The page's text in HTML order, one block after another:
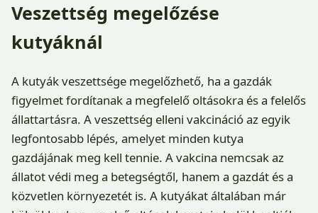
Veszettség megelőzése
kutyáknál
A kutyák veszettsége megelőzhető, ha a gazdák
figyelmet fordítanak a megfelelő oltásokra és a felelős
állattartásra. A veszettség elleni vakcináció az egyik
legfontosabb lépés, amelyet minden kutya
gazdájának meg kell tennie. A vakcina nemcsak az
állatot védi meg a betegségtől, hanem a gazdát és a
közvetlen környezetét is. A kutyákat általában már